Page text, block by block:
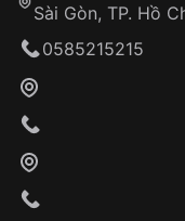
Khách hàng
Sài Gòn, TP. Hồ
0585215215